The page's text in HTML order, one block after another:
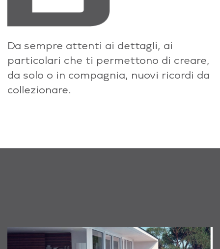
Da sempre attenti ai dettagli, ai
particolari che ti permettono di creare,
da solo o in compagnia, nuovi ricordi da
collezionare.